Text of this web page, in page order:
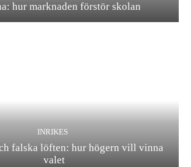
hur marknaden förstör skolan
INRIKES
falska löften: hur högern vill vinna
valet